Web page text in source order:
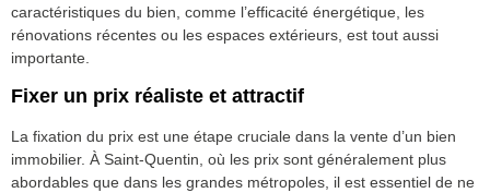
caractéristiques du bien, comme l’efficacité énergétique, les
rénovations récentes ou les espaces extérieurs, est tout aussi
importante.
Fixer un prix réaliste et attractif
La fixation du prix est une étape cruciale dans la vente d’un bien
immobilier. À Saint-Quentin, où les prix sont généralement plus
abordables que dans les grandes métropoles, il est essentiel de ne